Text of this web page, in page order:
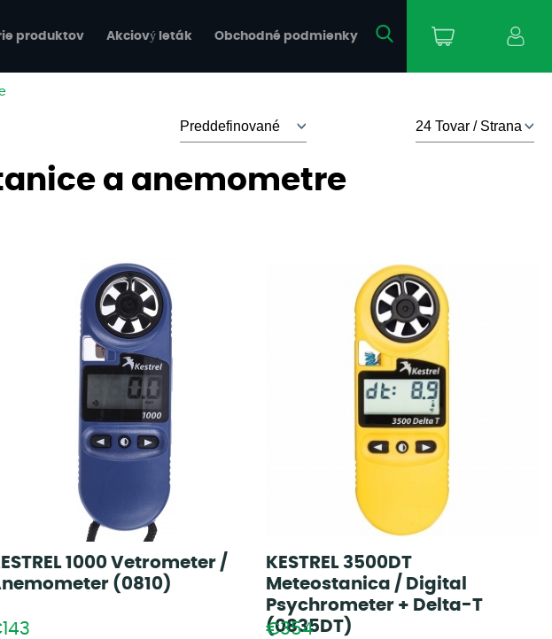
produktov Akciový leták Obchodné podmienky
a anemometre
1000 Vetrometer /
(0810)
KESTREL 3500DT
Meteostanica / Digital
Psychrometer + Delta-T
(0835DT)
€354